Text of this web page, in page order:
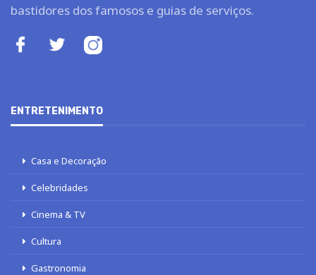
bastidores dos famosos e guias de serviços.
ENTRETENIMENTO
Casa e Decoração
Celebridades
Cinema & TV
Cultura
Gastronomia